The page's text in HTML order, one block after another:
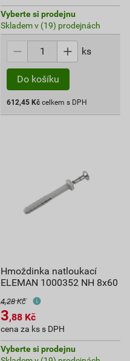
Vyberte si prodejnu
Skladem v (19) prodejnách
ks
Do košíku
612,45 Kč celkem s DPH
Hmoždinka natloukací
ELEMAN 1000352 NH 8x60
4,28 Kč
3,88 Kč
cena za ks s DPH
Vyberte si prodejnu